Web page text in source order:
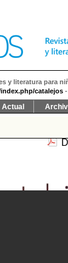
y literatura para
catalejos
Actual